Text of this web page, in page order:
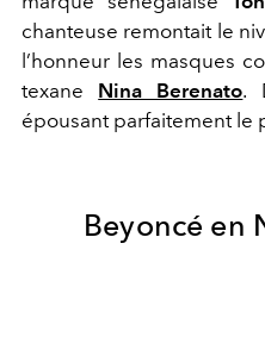
chanteuse remontait le
l’honneur les masques
texane Nina Berenato.
épousant parfaitement le
Beyoncé en